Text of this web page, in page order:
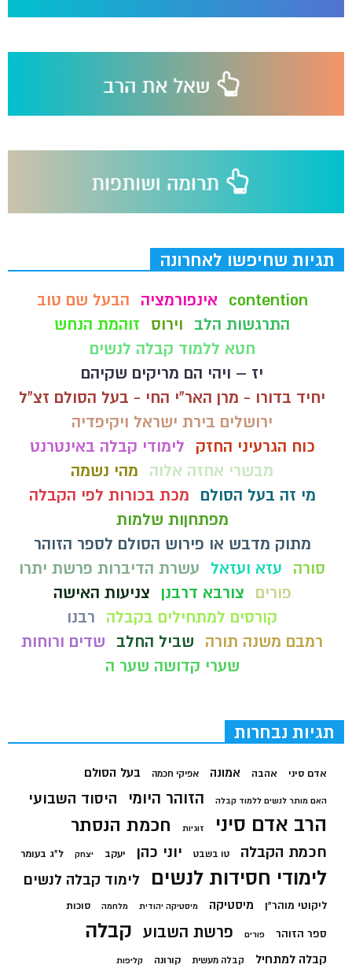
תגיות שחיפשו לאחרונה
contention אינפורמציה
הבעל שם טוב
התרגשות הלב
וירוס
זוהמת הנחש
חטא ללמוד קבלה לנשים
יז – ויהי הם מריקים שקיהם
יחיד בדורו - מרן האר"י החי - בעל הסולם זצ"ל
ירושלים בירת ישראל ויקיפדיה
כוח הגרעיני החזק
לימודי קבלה באינטרנט
מבשרי אחזה אלוה
מהי נשמה
מי זה בעל הסולם
מכת בכורות לפי הקבלה
מפתחןות שלמות
מתוק מדבש או פירוש הסולם לספר הזוהר
סורה
עזא ועזאל
עשרת הדיברות פרשת יתרו
פורים
צורבא דרבנן
צניעות האישה
קורסים למתחילים בקבלה
רבנו
רמבם משנה תורה
שביל החלב
שדים ורוחות
שערי קדושה שער ה
תגיות נבחרות
אדם סיני אהבה אמונה אפיקי חכמה בעל הסולם
האם מותר לנשים ללמוד קבלה הזוהר היומי היסוד השבועי
הרב אדם סיני זוגיות חכמת הנסתר
חכמת הקבלה טו בשבט יוני כהן יעקב יצחק ל"ג בעומר
לימודי חסידות לנשים לימוד קבלה לנשים
ליקוטי מוהר"ן מיסטיקה מיסטיקה יהודית מלחמה סוכות
ספר הזוהר פורים פרשת השבוע קבלה
קבלה למתחיל קבלה מעשית קורונה קליפות